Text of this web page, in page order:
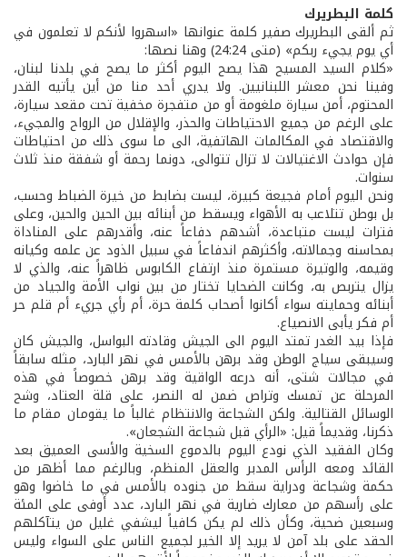
كلمة البطريرك
ثم ألقى البطريرك صفير كلمة عنوانها «اسهروا لأنكم لا تعلمون في
أي يوم يجيء ربكم» (متى 24:24) وهنا نصها:
«كلام السيد المسيح هذا يصح اليوم أكثر ما يصح في بلدنا لبنان،
وفينا نحن معشر اللبنانيين. ولا يدري أحد منا من أين يأتيه القدر
المحتوم، أمن سيارة ملغومة أو من متفجرة مخفية تحت مقعد سيارة،
على الرغم من جميع الاحتياطات والحذر، والإقلال من الرواح والمجيء،
والاقتصاد في المكالمات الهاتفية، الى ما سوى ذلك من احتياطات
فإن حوادث الاغتيالات لا تزال تتوالى، دونما رحمة أو شفقة منذ ثلاث
سنوات.
ونحن اليوم أمام فجيعة كبيرة، ليست بضابط من خيرة الضباط وحسب،
بل بوطن تتلاعب به الأهواء ويسقط من أبنائه بين الحين والحين، وعلى
فترات ليست متباعدة، أشدهم دفاعاً عنه، وأقدرهم على المناداة
بمحاسنه وجمالاته، وأكثرهم اندفاعاً في سبيل الذود عن علمه وكيانه
وقيمه، والوتيرة مستمرة منذ ارتفاع الكابوس ظاهراً عنه، والذي لا
يزال يتربص به، وكانت الضحايا تختار من بين نواب الأمة والجياد من
أبنائه وحمايته سواء أكانوا أصحاب كلمة حرة، أم رأي جريء أم قلم حر
أم فكر يأبى الانصياع.
فإذا بيد الغدر تمتد اليوم الى الجيش وقادته البواسل، والجيش كان
وسيبقى سياج الوطن وقد برهن بالأمس في نهر البارد، مثله سابقاً
في مجالات شتى، أنه درعه الواقية وقد برهن خصوصاً في هذه
المرحلة عن تمسك وتراص ضمن له النصر، على قلة العتاد، وشح
الوسائل القتالية. ولكن الشجاعة والانتظام غالباً ما يقومان مقام ما
ذكرنا، وقديماً قيل: «الرأي قبل شجاعة الشجعان».
وكان الفقيد الذي نودع اليوم بالدموع السخية والأسى العميق بعد
القائد ومعه الرأس المدبر والعقل المنظم، وبالرغم مما أظهر من
حكمة وشجاعة ودراية سقط من جنوده بالأمس في ما خاضوا وهو
على رأسهم من معارك ضارية في نهر البارد، عدد أوفى على المئة
وسبعين ضحية، وكأن ذلك لم يكن كافياً ليشفي غليل من يتآكلهم
الحقد على بلد آمن لا يريد إلا الخير لجميع الناس على السواء وليس